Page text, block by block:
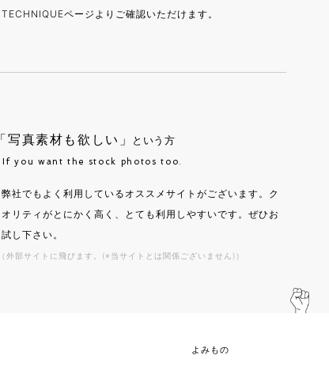
TECHNIQUEページよりご確認いただけます。
「写真素材も欲しい」 という方
If you want the stock photos too.
弊社でもよく利用しているオススメサイトがございます。ク
オリティがとにかく高く、とても利用しやすいです。ぜひお
試し下さい。
（外部サイトに飛びます。(※当サイトとは関係ございません)）
よみもの